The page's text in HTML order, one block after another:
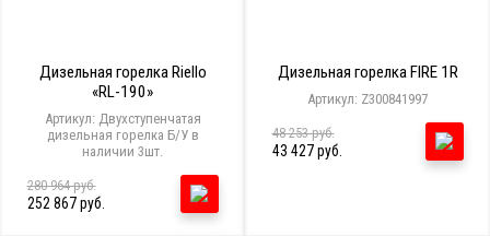
Дизельная горелка Riello
«RL-190»
Артикул: Двухступенчатая
дизельная горелка Б/У в
наличии 3шт.
280 964 руб.
252 867 руб.
Дизельная горелка FIRE 1R
Артикул: Z300841997
48 253 руб.
43 427 руб.